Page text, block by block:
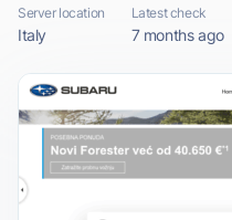
Server location
Italy
Latest check
7 months ago